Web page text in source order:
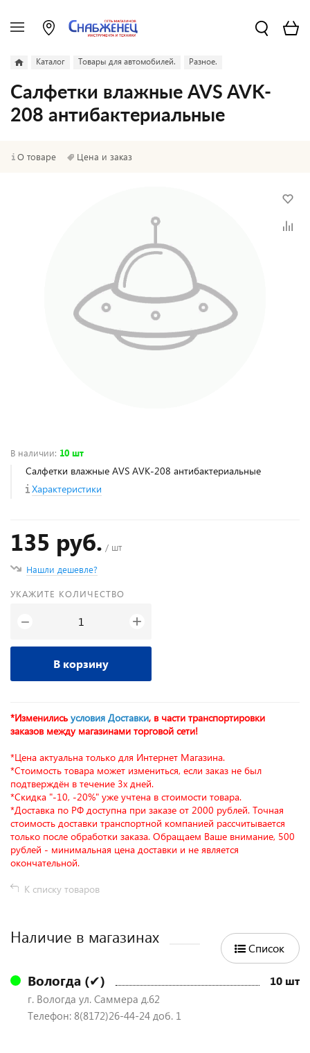
Каталог Товары для автомобилей. Разное.
Салфетки влажные AVS AVK-
208 антибактериальные
О товаре Цена и заказ
В наличии: 10 шт
Салфетки влажные AVS AVK-208 антибактериальные
Характеристики
135 руб. / шт
Нашли дешевле?
УКАЖИТЕ КОЛИЧЕСТВО
− +
В корзину
*Изменились условия Доставки, в части транспортировки
заказов между магазинами торговой сети!
*Цена актуальна только для Интернет Магазина.
*Стоимость товара может измениться, если заказ не был
подтверждён в течение 3х дней.
*Скидка "-10, -20%" уже учтена в стоимости товара.
*Доставка по РФ доступна при заказе от 2000 рублей. Точная
стоимость доставки транспортной компанией рассчитывается
только после обработки заказа. Обращаем Ваше внимание, 500
рублей - минимальная цена доставки и не является
окончательной.
К списку товаров
Наличие в магазинах
Список
Вологда (✔) 10 шт
г. Вологда ул. Саммера д.62
Телефон: 8(8172)26-44-24 доб. 1